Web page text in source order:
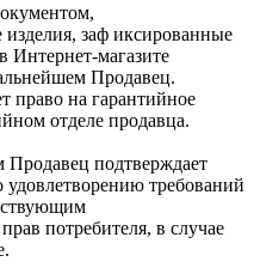
заф иксированные
Интернет-магазите
Продавец.
право на гарантийное
отделе продавца.
подтверждает
удовлетворению требований
потребителя, в случае